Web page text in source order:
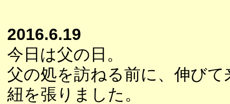
2016.6.19
今日は父の日。
父の処を訪ねる前に、伸び
紐を張りました。